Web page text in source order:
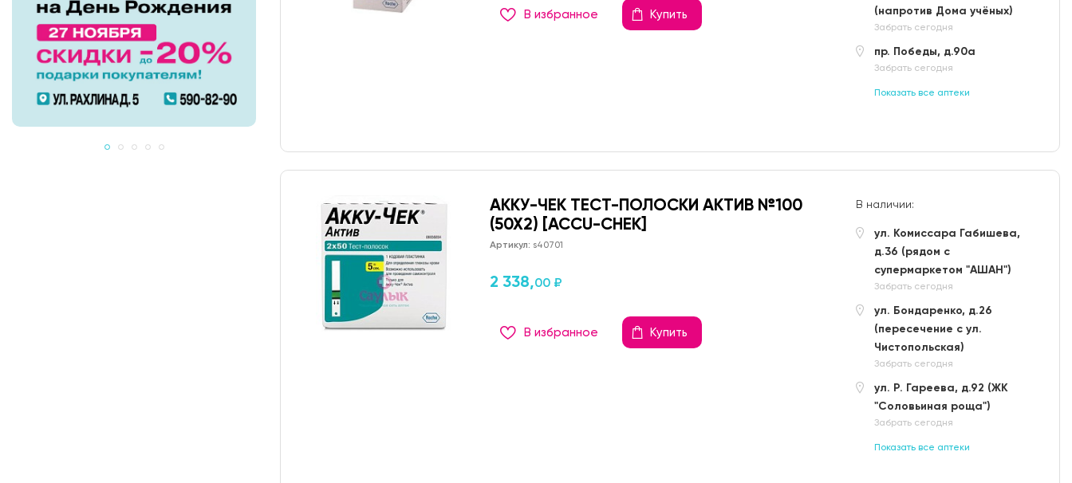
В избранное Купить
(напротив Дома учёных)
Забрать сегодня
пр. Победы, д.90а
Забрать сегодня
Показать все аптеки
АККУ-ЧЕК ТЕСТ-ПОЛОСКИ АКТИВ №100
(50Х2) [ACCU-CHEK]
Артикул: s40701
2 338,00 ₽
В избранное Купить
В наличии:
ул. Комиссара Габишева,
д.36 (рядом с
супермаркетом "АШАН")
Забрать сегодня
ул. Бондаренко, д.26
(пересечение с ул.
Чистопольская)
Забрать сегодня
ул. Р. Гареева, д.92 (ЖК
"Соловьиная роща")
Забрать сегодня
Показать все аптеки